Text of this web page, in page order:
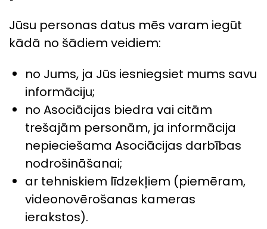
Jūsu personas datus mēs varam iegūt
kādā no šādiem veidiem:
no Jums, ja Jūs iesniegsiet mums savu
informāciju;
no Asociācijas biedra vai citām
trešajām personām, ja informācija
nepieciešama Asociācijas darbības
nodrošināšanai;
ar tehniskiem līdzekļiem (piemēram,
videonovērošanas kameras
ierakstos).